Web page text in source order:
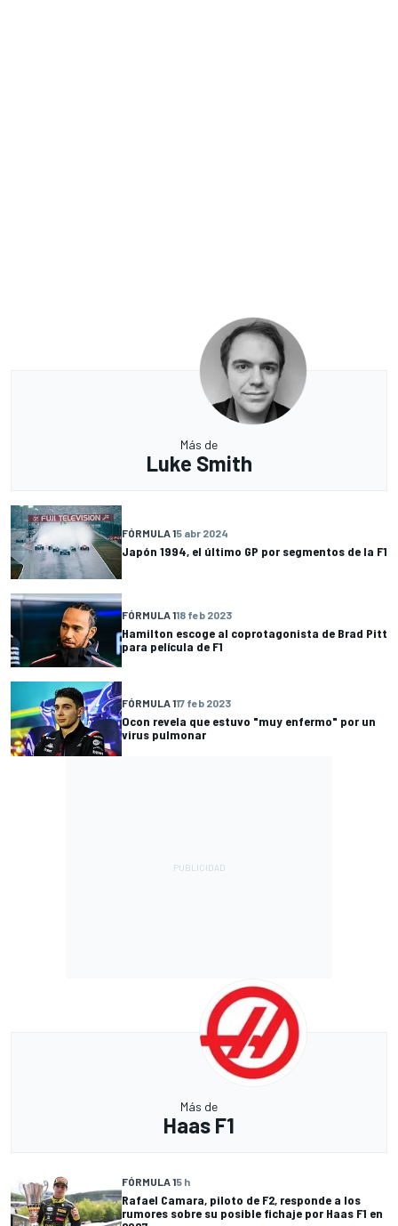
Más de
Luke Smith
FÓRMULA 15 abr 2024
Japón 1994, el último GP por segmentos de la F1
FÓRMULA 118 feb 2023
Hamilton escoge al coprotagonista de Brad Pitt
para película de F1
FÓRMULA 117 feb 2023
Ocon revela que estuvo "muy enfermo" por un
virus pulmonar
Más de
Haas F1
FÓRMULA 15 h
Rafael Camara, piloto de F2, responde a los
rumores sobre su posible fichaje por Haas F1 en